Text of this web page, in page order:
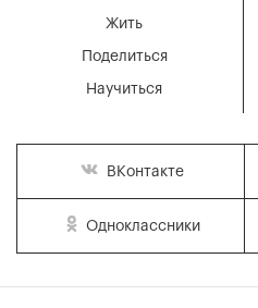
Жить
Поделиться
Научиться
ВКонтакте
Одноклассники